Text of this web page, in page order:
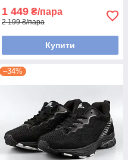
1 449 ₴/пара
2 199 ₴/пара
Купити
–34%